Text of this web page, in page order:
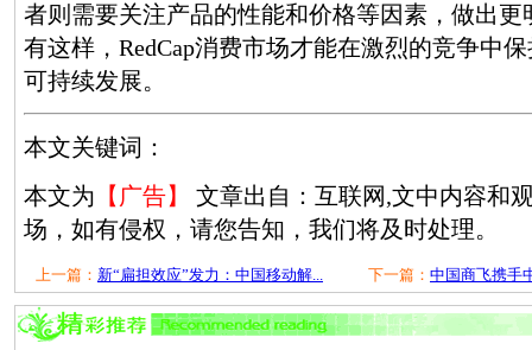
者则需要关注产品的性能和价格等因素，做出更
有这样，RedCap消费市场才能在激烈的竞争中
可持续发展。
本文关键词：
本文为 【广告】
文章出自：互联网,文中内容和
场，如有侵权，请您告知，我们将及时处理。
上一篇： 新“扁担效应”发力：中国移动解... 下一篇： 中国商飞携手